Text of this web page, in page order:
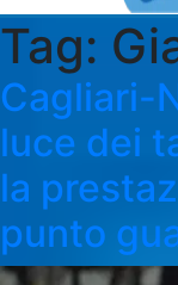
Tag:
Cagliari-
luce dei
la
punto